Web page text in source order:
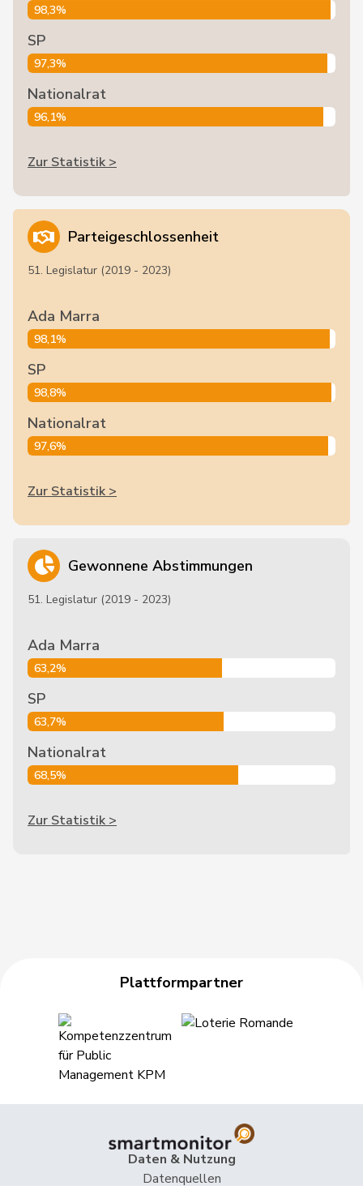
98,3%
SP
97,3%
Nationalrat
96,1%
Zur Statistik >
Parteigeschlossenheit
51. Legislatur (2019 - 2023)
Ada Marra
98,1%
SP
98,8%
Nationalrat
97,6%
Zur Statistik >
Gewonnene Abstimmungen
51. Legislatur (2019 - 2023)
Ada Marra
63,2%
SP
63,7%
Nationalrat
68,5%
Zur Statistik >
Plattformpartner
Daten & Nutzung
Datenquellen